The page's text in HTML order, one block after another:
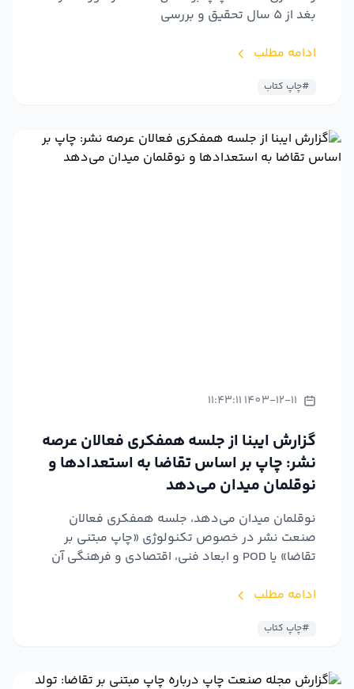
بغد از 5 سال تحقیق و بررسی
ادامه مطلب
#چاپ کتاب
1403-12-11 11:43:11
گزارش ایبنا از جلسه همفکری فعالان عرصه
نشر: چاپ بر اساس تقاضا به استعدادها و
نوقلمان میدان می‌دهد
نوقلمان میدان می‌دهد، جلسه همفکری فعالان
صنعت نشر در خصوص تکنولوژی «چاپ مبتنی بر
تقاضا» یا POD و ابعاد فنی، اقتصادی و فرهنگی آن
ادامه مطلب
#چاپ کتاب